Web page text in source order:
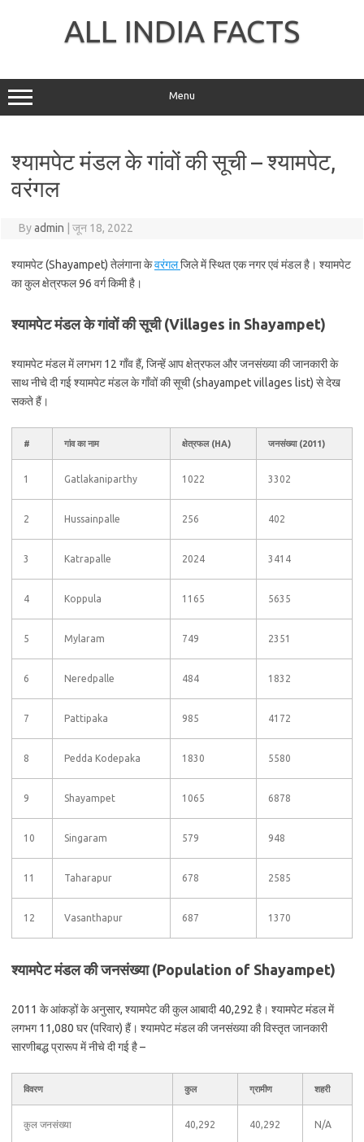
ALL INDIA FACTS
Menu
श्यामपेट मंडल के गांवों की सूची – श्यामपेट,
वरंगल
Byadmin जून 18, 2022
श्यामपेट (Shayampet) तेलंगाना केवरंगलजिले में स्थित एक नगर एवं मंडल है। श्यामपेट
का कुल क्षेत्रफल 96 वर्ग किमी है।
श्यामपेट मंडल के गांवों की सूची (Villages in Shayampet)
श्यामपेट मंडल में लगभग 12 गाँव हैं, जिन्हें आप क्षेत्रफल और जनसंख्या की जानकारी के
साथ नीचे दी गई श्यामपेट मंडल के गाँवों की सूची (shayampet villages list) से देख
सकते हैं।
# गांव का नाम क्षेत्रफल (HA) जनसंख्या (2011)
1 Gatlakaniparthy 1022 3302
2 Hussainpalle 256 402
3 Katrapalle 2024 3414
4 Koppula 1165 5635
5 Mylaram 749 2351
6 Neredpalle 484 1832
7 Pattipaka 985 4172
8 Pedda Kodepaka 1830 5580
9 Shayampet 1065 6878
10 Singaram 579 948
11 Taharapur 678 2585
12 Vasanthapur 687 1370
श्यामपेट मंडल की जनसंख्या (Population of Shayampet)
2011 के आंकड़ों के अनुसार, श्यामपेट की कुल आबादी 40,292 है। श्यामपेट मंडल में
लगभग 11,080 घर (परिवार) हैं। श्यामपेट मंडल की जनसंख्या की विस्तृत जानकारी
सारणीबद्ध प्रारूप में नीचे दी गई है –
विवरण कुल ग्रामीण शहरी
कुल जनसंख्या 40,292 40,292 N/A